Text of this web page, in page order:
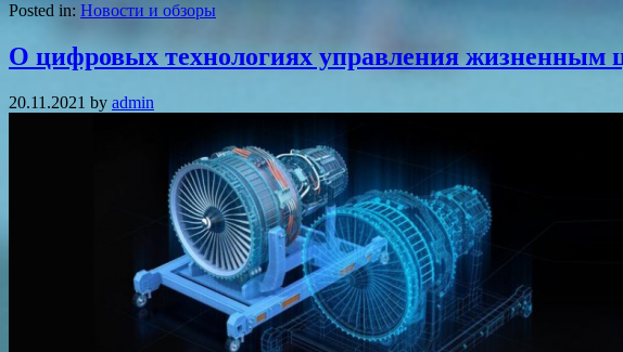
Posted in: Новости и обзоры
О цифровых технологиях управления жизненным
20.11.2021 by admin